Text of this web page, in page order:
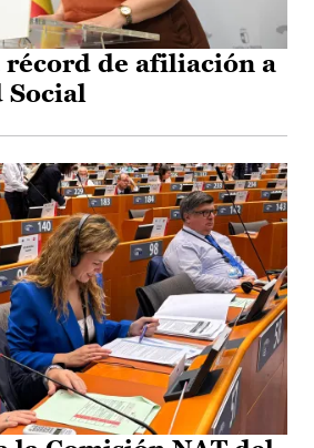
récord de afiliación a
Social